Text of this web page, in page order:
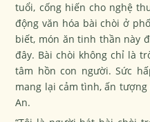
tuổi, cống hiến cho nghệ
động văn hóa bài chòi ở
biết, món ăn tinh thần này
đây. Bài chòi không chỉ là
tâm hồn con người. Sức
mang lại cảm tình, ấn
An.